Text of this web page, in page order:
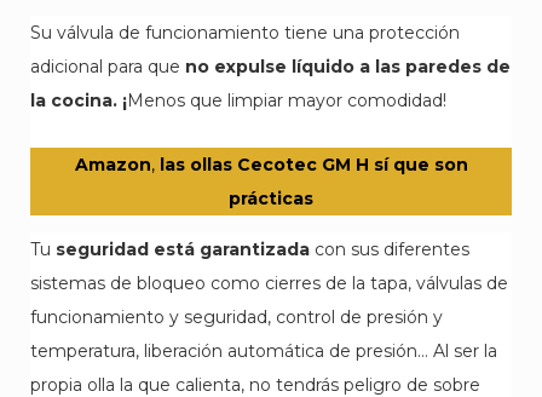
Su válvula de funcionamiento tiene una protección
adicional para que no expulse líquido a las paredes de
la cocina. ¡Menos que limpiar mayor comodidad!
Amazon,las ollas Cecotec GM H sí que son
prácticas
Tu seguridad está garantizada con sus diferentes
sistemas de bloqueo como cierres de la tapa, válvulas de
funcionamiento y seguridad, control de presión y
temperatura, liberación automática de presión… Al ser la
propia olla la que calienta, no tendrás peligro de sobre